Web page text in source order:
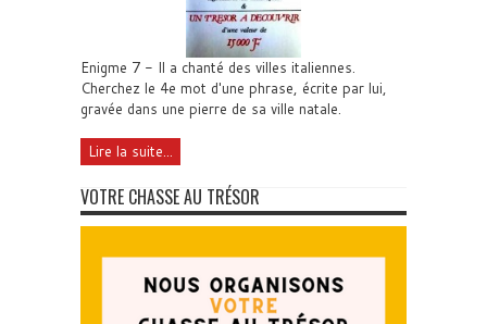
Enigme 7 - Il a chanté des villes italiennes.
Cherchez le 4e mot d'une phrase, écrite par lui,
gravée dans une pierre de sa ville natale.
Lire la suite...
VOTRE CHASSE AU TRÉSOR